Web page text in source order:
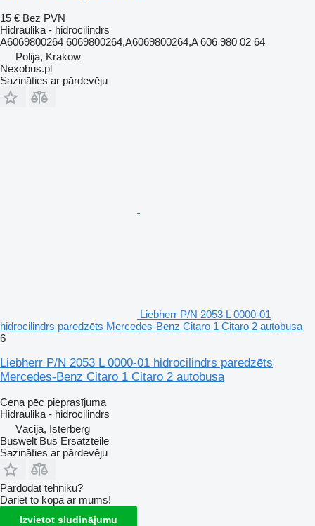
15 € Bez PVN
Hidraulika - hidrocilindrs
A6069800264 6069800264,A6069800264,A 606 980 02 64
Polija, Krakow
Nexobus.pl
Sazināties ar pārdevēju
Liebherr P/N 2053 L 0000-01
hidrocilindrs paredzēts Mercedes-Benz Citaro 1 Citaro 2 autobusa
6
Liebherr P/N 2053 L 0000-01 hidrocilindrs paredzēts
Mercedes-Benz Citaro 1 Citaro 2 autobusa
Cena pēc pieprasījuma
Hidraulika - hidrocilindrs
Vācija, Isterberg
Buswelt Bus Ersatzteile
Sazināties ar pārdevēju
Pārdodat tehniku?
Dariet to kopā ar mums!
Izvietot sludinājumu